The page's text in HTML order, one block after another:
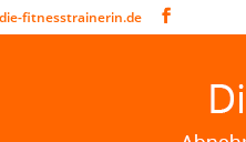
fitnesstrainerin.de